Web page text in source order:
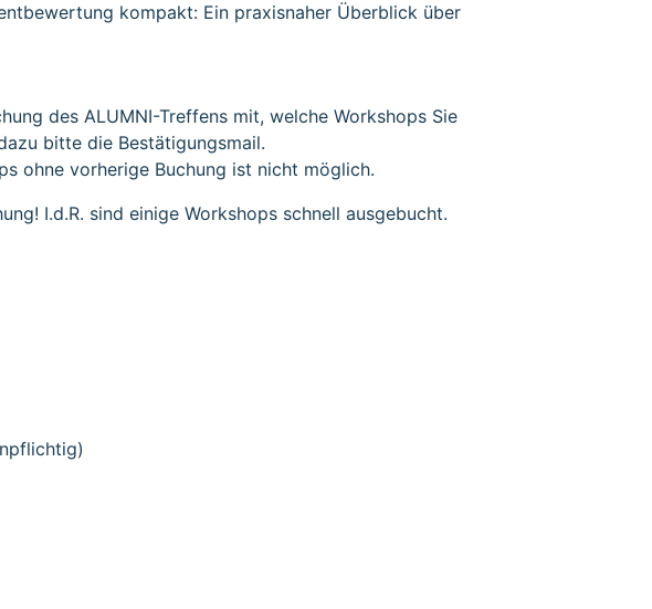
kompakt: Ein praxisnaher Überblick über
des ALUMNI-Treffens mit, welche Workshops Sie
bitte die Bestätigungsmail.
ohne vorherige Buchung ist nicht möglich.
I.d.R. sind einige Workshops schnell ausgebucht.